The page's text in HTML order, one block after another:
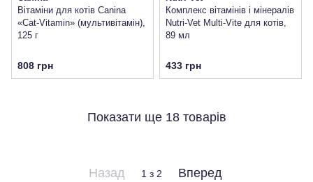
Вітаміни для котів Canina
«Cat-Vitamin» (мультивітамін),
125 г
808 грн
Комплекс вітамінів і мінералів
Nutri-Vet Multi-Vite для котів,
89 мл
433 грн
Показати ще 18 товарів
Назад 1 з 2 Вперед